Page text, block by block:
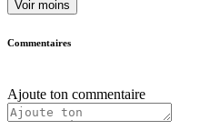
Voir moins
Commentaires
Ajoute ton commentaire